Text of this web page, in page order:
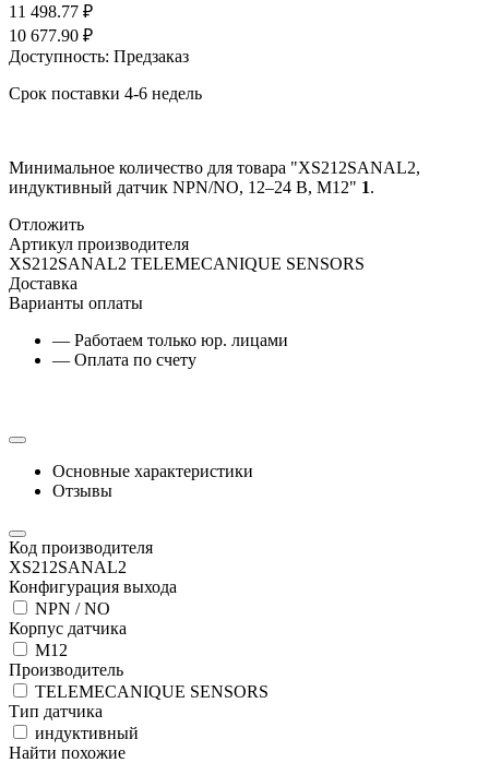
11 498.77 ₽
10 677.90 ₽
Доступность: Предзаказ
Срок поставки 4-6 недель
Минимальное количество для товара "XS212SANAL2,
индуктивный датчик NPN/NO, 12–24 В, М12" 1.
Отложить
Артикул производителя
XS212SANAL2 TELEMECANIQUE SENSORS
Доставка
Варианты оплаты
— Работаем только юр. лицами
— Оплата по счету
Основные характеристики
Отзывы
Код производителя
XS212SANAL2
Конфигурация выхода
NPN / NO
Корпус датчика
М12
Производитель
TELEMECANIQUE SENSORS
Тип датчика
индуктивный
Найти похожие